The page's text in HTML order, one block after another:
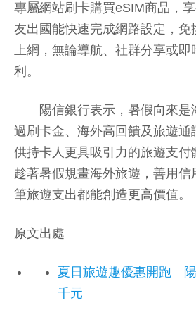
專屬網站刷卡購買eSIM商品，
友出國能快速完成網路設定，免
上網，無論導航、社群分享或即
利。
陽信銀行表示，暑假向來是
過刷卡金、海外高回饋及旅遊通
供持卡人更具吸引力的旅遊支付
趁著暑假規畫海外旅遊，善用信
筆旅遊支出都能創造更高價值。
原文出處
夏日旅遊趣優惠開跑
千元